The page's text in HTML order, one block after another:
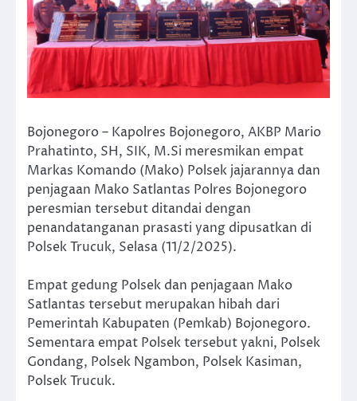
Bojonegoro – Kapolres Bojonegoro, AKBP Mario
Prahatinto, SH, SIK, M.Si meresmikan empat
Markas Komando (Mako) Polsek jajarannya dan
penjagaan Mako Satlantas Polres Bojonegoro
peresmian tersebut ditandai dengan
penandatanganan prasasti yang dipusatkan di
Polsek Trucuk, Selasa (11/2/2025).
Empat gedung Polsek dan penjagaan Mako
Satlantas tersebut merupakan hibah dari
Pemerintah Kabupaten (Pemkab) Bojonegoro.
Sementara empat Polsek tersebut yakni, Polsek
Gondang, Polsek Ngambon, Polsek Kasiman,
Polsek Trucuk.